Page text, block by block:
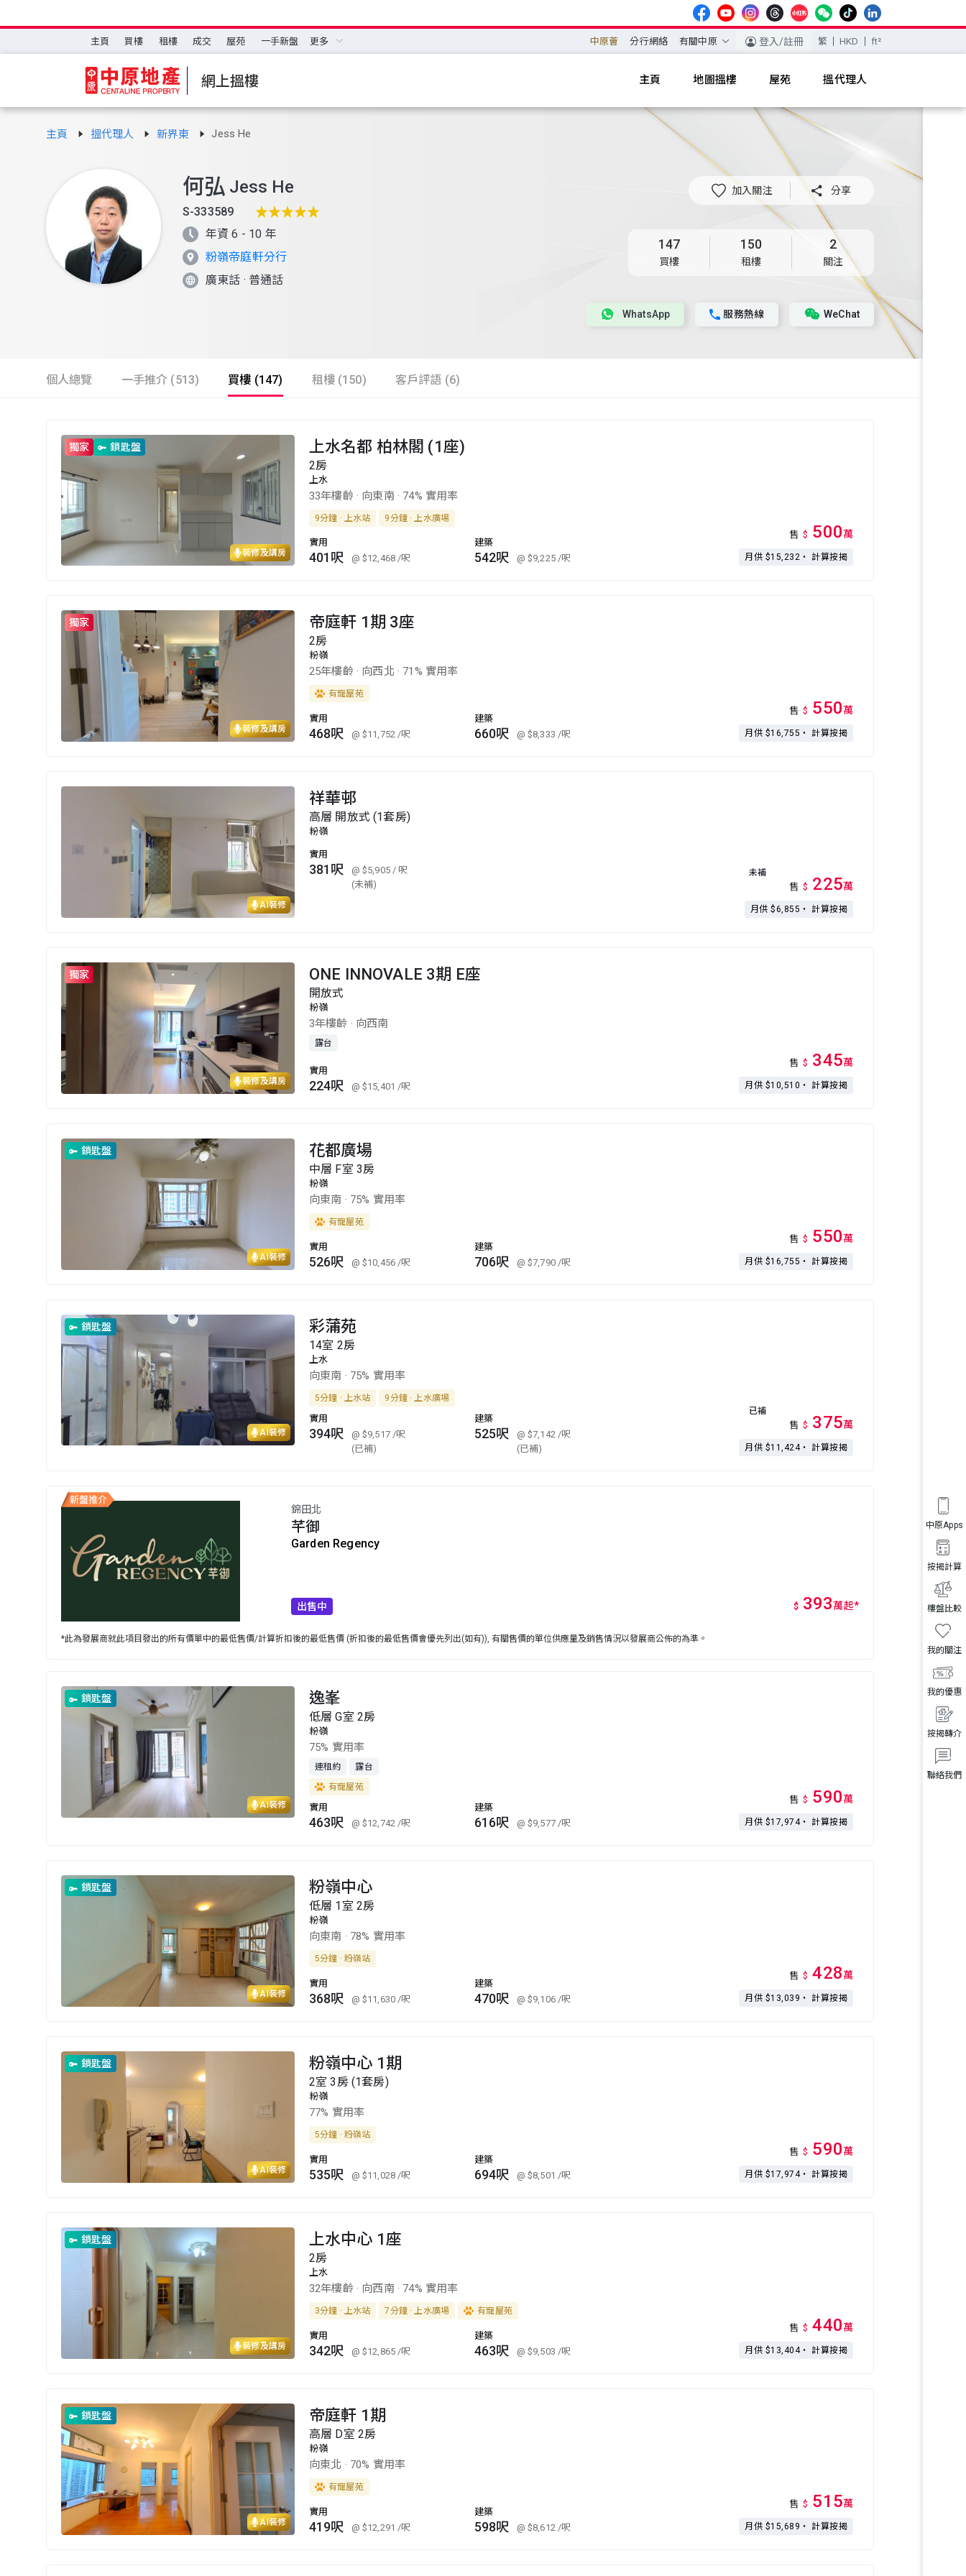
主頁 買樓 租樓 成交 屋苑 一手新盤 更多 中原薈 分行網絡 有關中原 登入/註冊 繁 HKD ft²
網上搵樓 主頁 地圖搵樓 屋苑 搵代理人
聯絡我們
按揭轉介
我的優惠
我的關注
樓盤比較
按揭計算
中原Apps
主頁 搵代理人 新界東 Jess He
何弘 Jess He
S-333589
年資 6 - 10 年
粉嶺帝庭軒分行
廣東話 · 普通話
加入關注  分享
147
買樓
150
租樓
2
關注
WeChat
服務熱線
WhatsApp
個人總覽 一手推介 (513) 買樓 (147) 租樓 (150) 客戶評語 (6)
裝修及講房
獨家 鎖匙盤 上水名都 柏林閣 (1座)
2房
上水
33年樓齡 · 向東南 · 74% 實用率
9分鐘 · 上水站 9分鐘 · 上水廣場
實用
401呎 @ $12,468/呎
建築
542呎 @ $9,225/呎
售 $ 500萬
月供 $15,232・ 計算按揭
裝修及講房
獨家 帝庭軒 1期 3座
2房
粉嶺
25年樓齡 · 向西北 · 71% 實用率
有寵屋苑
實用
468呎 @ $11,752/呎
建築
660呎 @ $8,333/呎
售 $ 550萬
月供 $16,755・ 計算按揭
AI裝修
祥華邨
高層 開放式 (1套房)
粉嶺
實用
381呎 @ $5,905/ 呎
(未補)
未補
售 $ 225萬
月供 $6,855・ 計算按揭
裝修及講房
獨家 ONE INNOVALE 3期 E座
開放式
粉嶺
3年樓齡 · 向西南
露台
實用
224呎 @ $15,401 /呎
售 $ 345萬
月供 $10,510・ 計算按揭
AI裝修
鎖匙盤 花都廣場
中層 F室 3房
粉嶺
向東南 · 75% 實用率
有寵屋苑
實用
526呎 @ $10,456 /呎
建築
706呎 @ $7,790 /呎
售 $ 550萬
月供 $16,755・ 計算按揭
AI裝修
鎖匙盤 彩蒲苑
14室 2房
上水
向東南 · 75% 實用率
5分鐘 · 上水站 9分鐘 · 上水廣場
實用
394呎 @ $9,517 /呎
(已補)
建築
525呎 @ $7,142 /呎
(已補)
已補
售 $ 375萬
月供 $11,424・ 計算按揭
錦田北
芊御
Garden Regency
出售中 $ 393萬起*
*此為發展商就此項目發出的所有價單中的最低售價/計算折扣後的最低售價 (折扣後的最低售價會優先列出(如有)), 有關售價的單位供應量及銷售情況以發展商公佈的為準。
AI裝修
鎖匙盤 逸峯
低層 G室 2房
粉嶺
75% 實用率
連租約
露台
有寵屋苑
實用
463呎 @ $12,742/呎
建築
616呎 @ $9,577/呎
售 $ 590萬
月供 $17,974・ 計算按揭
AI裝修
鎖匙盤 粉嶺中心
低層 1室 2房
粉嶺
向東南 · 78% 實用率
5分鐘 · 粉嶺站
實用
368呎 @ $11,630/呎
建築
470呎 @ $9,106/呎
售 $ 428萬
月供 $13,039・ 計算按揭
AI裝修
鎖匙盤 粉嶺中心 1期
2室 3房 (1套房)
粉嶺
77% 實用率
5分鐘 · 粉嶺站
實用
535呎 @ $11,028 /呎
建築
694呎 @ $8,501 /呎
售 $ 590萬
月供 $17,974・ 計算按揭
裝修及講房
鎖匙盤 上水中心 1座
2房
上水
32年樓齡 · 向西南 · 74% 實用率
3分鐘 · 上水站 7分鐘 · 上水廣場 有寵屋苑
實用
342呎 @ $12,865 /呎
建築
463呎 @ $9,503 /呎
售 $ 440萬
月供 $13,404・ 計算按揭
AI裝修
鎖匙盤 帝庭軒 1期
高層 D室 2房
粉嶺
向東北 · 70% 實用率
有寵屋苑
實用
419呎 @ $12,291 /呎
建築
598呎 @ $8,612 /呎
售 $ 515萬
月供 $15,689・ 計算按揭